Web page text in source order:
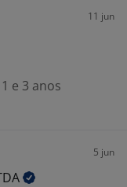
11 jun
e 3 anos
5 jun